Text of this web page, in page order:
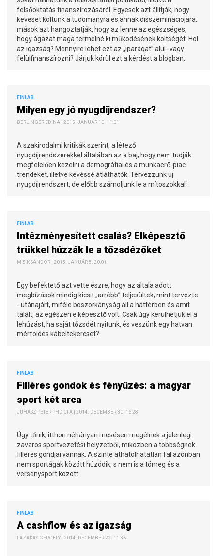
felsőoktatás finanszírozásáról. Egyesek azt állítják, hogy
keveset költünk a tudományra és annak disszeminációjára,
mások azt hangoztatják, hogy az lenne az egészséges,
hogy ágazat maga termelné ki működésének költségét. Hol
az igazság? Mennyire lehet ezt az „iparágat” alul- vagy
felülfinanszírozni? Járjuk körül ezt a kérdést a blogban.
FINLAB
Milyen egy jó nyugdíjrendszer?
BERLINGER EDINA | 2015. JANUÁR 10. 11:01
A szakirodalmi kritikák szerint, a létező
nyugdíjrendszerekkel általában az a baj, hogy nem tudják
megfelelően kezelni a demográfiai és a munkaerő-piaci
trendeket, illetve kevéssé átláthatók. Tervezzünk új
nyugdíjrendszert, de előbb számoljunk le a mítoszokkal!
FINLAB
Intézményesített csalás? Elképesztő
trükkel húzzák le a tőzsdézőket
MISIK SÁNDOR | 2015. JANUÁR 5. 20:01
Egy befektető azt vette észre, hogy az általa adott
megbízások mindig kicsit „arrébb” teljesültek, mint tervezte
- utánajárt, miféle boszorkányság áll a háttérben és amit
talált, az egészen elképesztő volt. Csak úgy kerülhetjük el a
lehúzást, ha saját tőzsdét nyitunk, és veszünk egy hatvan
mérföldes kábeltekercset?
FINLAB
Filléres gondok és fényűzés: a magyar
sport két arca
JUHÁSZ PÉTER PHD CFA | 2014. DECEMBER 30. 16:28
Úgy tűnik, itthon néhányan mesésen megélnek a jelenlegi
zavaros sportvezetési helyzetből, miközben a többségnek
filléres gondjai vannak. A szinte áthatolhatatlan fal azonban
nem sportágak között húzódik, s nem is a tömeg és a
versenysport között.
FINLAB
A cashflow és az igazság
FAZAKAS GERGELY | 2014. DECEMBER 22. 11:36